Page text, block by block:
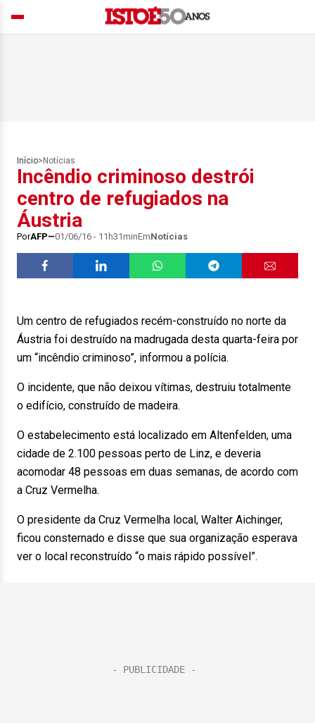
Início> Notícias
Incêndio criminoso destrói
centro de refugiados na
Áustria
PorAFP 01/06/16 - 11h31minEmNotícias
Um centro de refugiados recém-construído no norte da
Áustria foi destruído na madrugada desta quarta-feira por
um “incêndio criminoso”, informou a polícia.
O incidente, que não deixou vítimas, destruiu totalmente
o edifício, construído de madeira.
O estabelecimento está localizado em Altenfelden, uma
cidade de 2.100 pessoas perto de Linz, e deveria
acomodar 48 pessoas em duas semanas, de acordo com
a Cruz Vermelha.
O presidente da Cruz Vermelha local, Walter Aichinger,
ficou consternado e disse que sua organização esperava
ver o local reconstruído “o mais rápido possível”.